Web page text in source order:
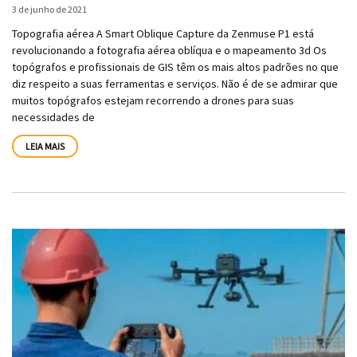
3 de junho de 2021
Topografia aérea A Smart Oblique Capture da Zenmuse P1 está
revolucionando a fotografia aérea oblíqua e o mapeamento 3d Os
topógrafos e profissionais de GIS têm os mais altos padrões no que
diz respeito a suas ferramentas e serviços. Não é de se admirar que
muitos topógrafos estejam recorrendo a drones para suas
necessidades de
LEIA MAIS